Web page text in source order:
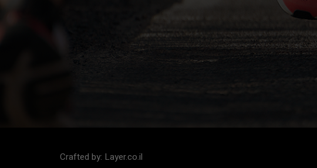
Crafted by: Layer.co.il